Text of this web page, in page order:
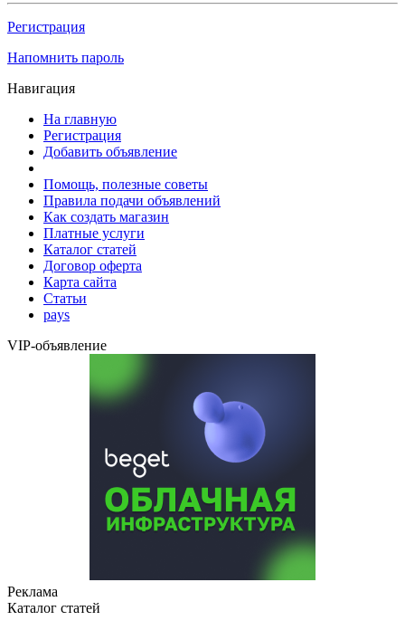
Регистрация
Напомнить пароль
Навигация
На главную
Регистрация
Добавить объявление
Помощь, полезные советы
Правила подачи объявлений
Как создать магазин
Платные услуги
Каталог статей
Договор оферта
Карта сайта
Статьи
pays
VIP-объявление
Реклама
Каталог статей